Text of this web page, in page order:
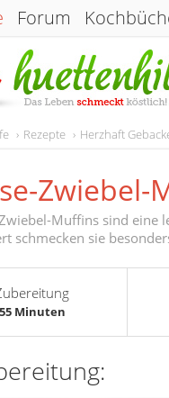
Forum
Rezepte Herzhaft
Zwiebel-
Muffins sind eine
schmecken sie
55 Minuten